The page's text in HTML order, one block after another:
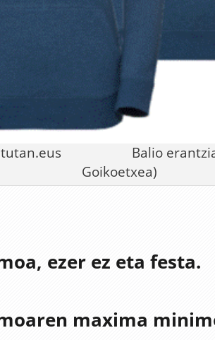
Balio erantzia
Goikoetxea)
ezer ez eta festa.
maxima